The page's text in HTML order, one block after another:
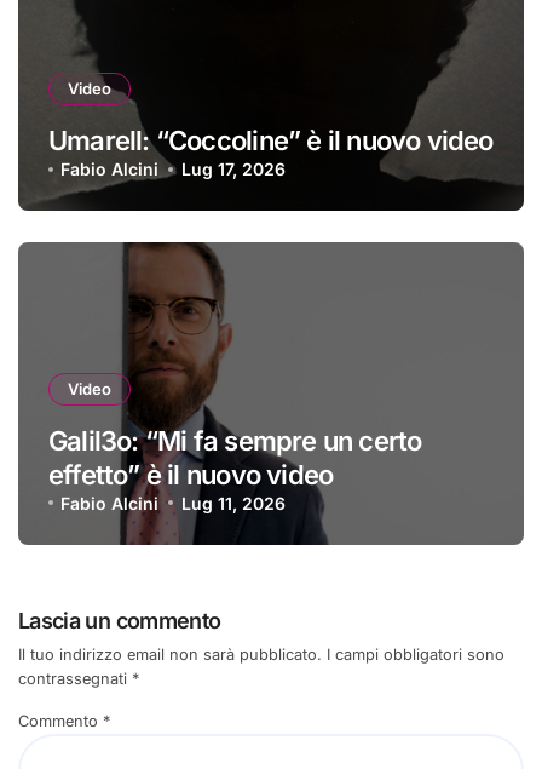
Video
Umarell: “Coccoline” è il nuovo video
Fabio Alcini Lug 17, 2026
Video
Galil3o: “Mi fa sempre un certo
effetto” è il nuovo video
Fabio Alcini Lug 11, 2026
Lascia un commento
Il tuo indirizzo email non sarà pubblicato. I campi obbligatori sono
contrassegnati *
Commento *